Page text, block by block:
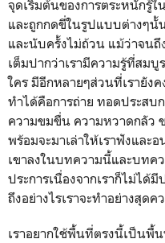
จุดเริ่มต้นของการตระหนักรู้
และถูกกดขี่ในรูปแบบต่างๆนั้
และนับครั้งไม่ถ้วน แม้ว่าจนถึ
เต็มปากว่าเรามีความรู้ที่สม
ใคร มีอีกหลายๆส่วนที่เรายัง
ทำได้คือการถ่าย ทอดประส
ความขมขื่น ความหวาดกลัว
พร้อมจะมาเล่าให้เราฟังและ
เขาลงในบทความนี้และบทค
ประการเนื่องจากเราก็ไม่ได้
ถึงอย่างไรเราจะทำอย่างสุดค
เราอยากใช้พื้นที่ตรงนี้เป็นพื้